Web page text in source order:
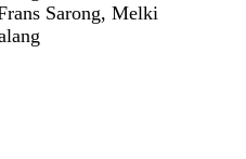
Sarong, Melki